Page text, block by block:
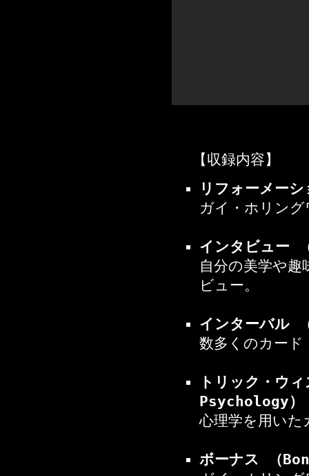
【収録内容】
リフォーメー
ガイ・ホリン
インタビュー
自分の美学や
ビュー。
インターバ
数多くのカード
トリック・ウ
Psychology）
心理学を用いた
ボーナス （